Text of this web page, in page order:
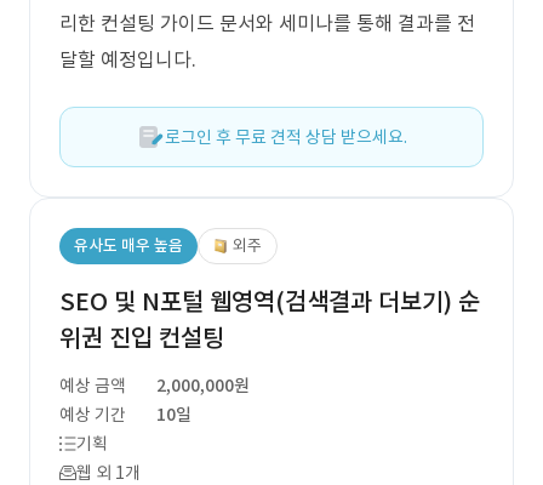
리한 컨설팅 가이드 문서와 세미나를 통해 결과를 전
달할 예정입니다.
로그인 후 무료 견적 상담 받으세요.
유사도 매우 높음 외주
SEO 및 N포털 웹영역(검색결과 더보기) 순
위권 진입 컨설팅
예상 금액
2,000,000원
예상 기간
10일
기획
웹 외 1개